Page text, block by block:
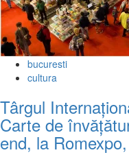
bucuresti
cultura
Târgul
Carte de
end, la